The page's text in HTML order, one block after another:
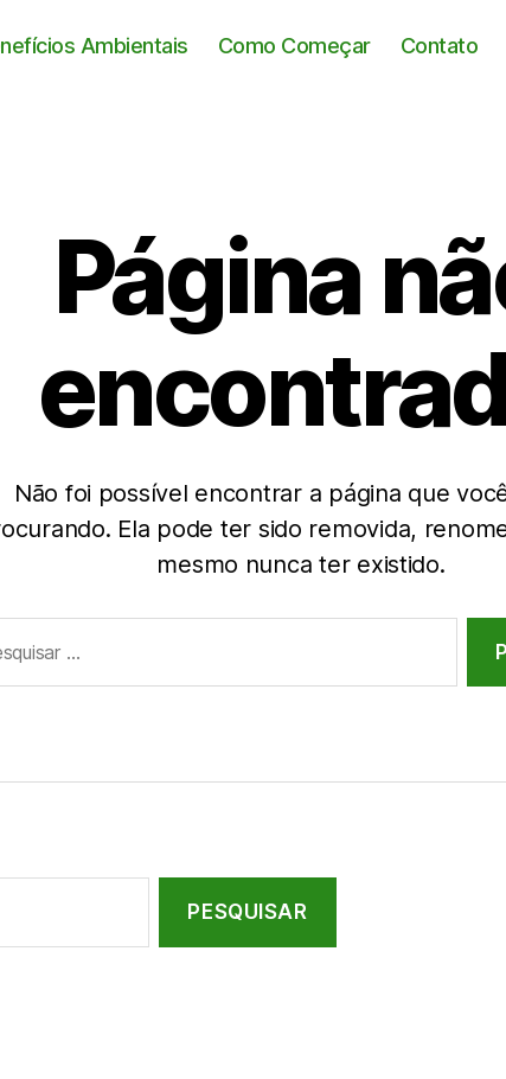
Ambientais Como Começar Contato
Página
Não foi possível encontrar a página que
Ela pode ter sido removida,
mesmo nunca ter existido.